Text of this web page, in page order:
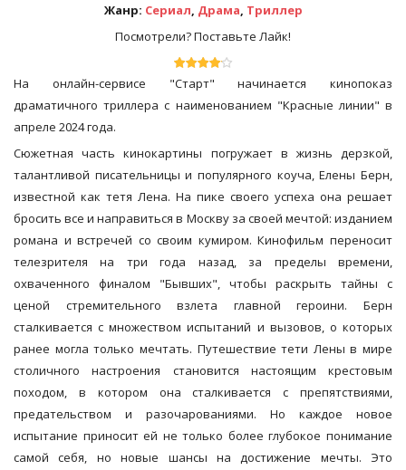
Жанр: Сериал, Драма, Триллер
Посмотрели? Поставьте Лайк!
На онлайн-сервисе "Старт" начинается кинопоказ
драматичного триллера с наименованием "Красные линии" в
апреле 2024 года.
Сюжетная часть кинокартины погружает в жизнь дерзкой,
талантливой писательницы и популярного коуча, Елены Берн,
известной как тетя Лена. На пике своего успеха она решает
бросить все и направиться в Москву за своей мечтой: изданием
романа и встречей со своим кумиром. Кинофильм переносит
телезрителя на три года назад, за пределы времени,
охваченного финалом "Бывших", чтобы раскрыть тайны с
ценой стремительного взлета главной героини. Берн
сталкивается с множеством испытаний и вызовов, о которых
ранее могла только мечтать. Путешествие тети Лены в мире
столичного настроения становится настоящим крестовым
походом, в котором она сталкивается с препятствиями,
предательством и разочарованиями. Но каждое новое
испытание приносит ей не только более глубокое понимание
самой себя, но новые шансы на достижение мечты. Это